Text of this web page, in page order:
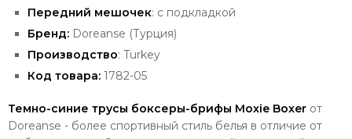
Передний мешочек: с подкладкой
Бренд: Doreanse (Турция)
Производство: Turkey
Код товара: 1782-05
Темно-синие трусы боксеры-брифы Moxie Boxer от
Doreanse - более спортивный стиль белья в отличие от